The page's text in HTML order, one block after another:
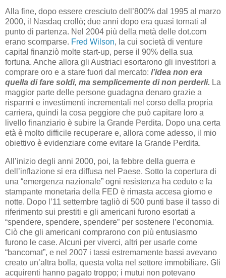
Alla fine, dopo essere cresciuto dell’800% dal 1995 al marzo
2000, il Nasdaq crollò; due anni dopo era quasi tornati al
punto di partenza. Nel 2004 più della metà delle dot.com
erano scomparse. Fred Wilson, la cui società di venture
capital finanziò molte start-up, perse il 90% della sua
fortuna. Anche allora gli Austriaci esortarono gli investitori a
comprare oro e a stare fuori dal mercato: l’idea non era
quella di fare soldi, ma semplicemente di non perderli. La
maggior parte delle persone guadagna denaro grazie a
risparmi e investimenti incrementali nel corso della propria
carriera, quindi la cosa peggiore che può capitare loro a
livello finanziario è subire la Grande Perdita. Dopo una certa
età è molto difficile recuperare e, allora come adesso, il mio
obiettivo è evidenziare come evitare la Grande Perdita.
All’inizio degli anni 2000, poi, la febbre della guerra e
dell’inflazione si era diffusa nel Paese. Sotto la copertura di
una “emergenza nazionale” ogni resistenza ha ceduto e la
stampante monetaria della FED è rimasta accesa giorno e
notte. Dopo l’11 settembre tagliò di 500 punti base il tasso di
riferimento sui prestiti e gli americani furono esortati a
“spendere, spendere, spendere” per sostenere l’economia.
Ciò che gli americani comprarono con più entusiasmo
furono le case. Alcuni per viverci, altri per usarle come
“bancomat”, e nel 2007 i tassi estremamente bassi avevano
creato un’altra bolla, questa volta nel settore immobiliare. Gli
acquirenti hanno pagato troppo; i mutui non potevano